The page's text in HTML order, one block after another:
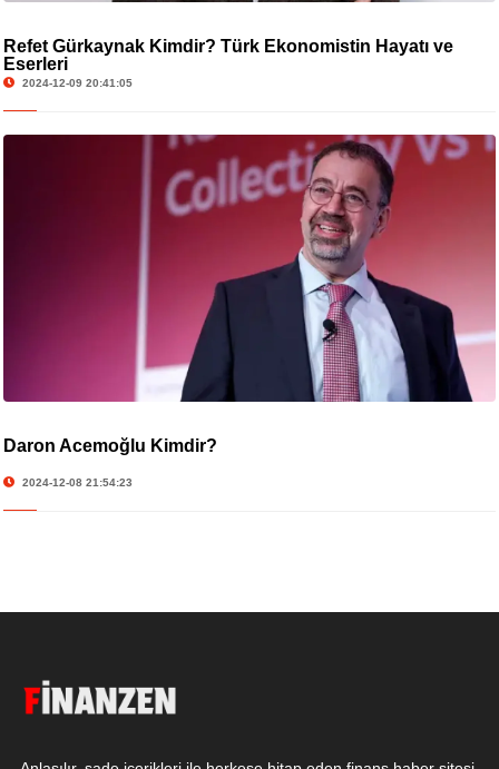
Refet Gürkaynak Kimdir? Türk Ekonomistin Hayatı ve
Eserleri
2024-12-09 20:41:05
Daron Acemoğlu Kimdir?
2024-12-08 21:54:23